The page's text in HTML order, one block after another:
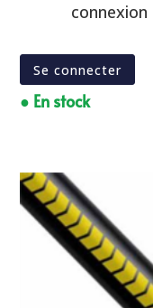
connexion
Se connecter
● En stock